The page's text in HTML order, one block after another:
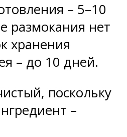
– 5–10
размокания нет
хранения
– до 10 дней.
поскольку
–